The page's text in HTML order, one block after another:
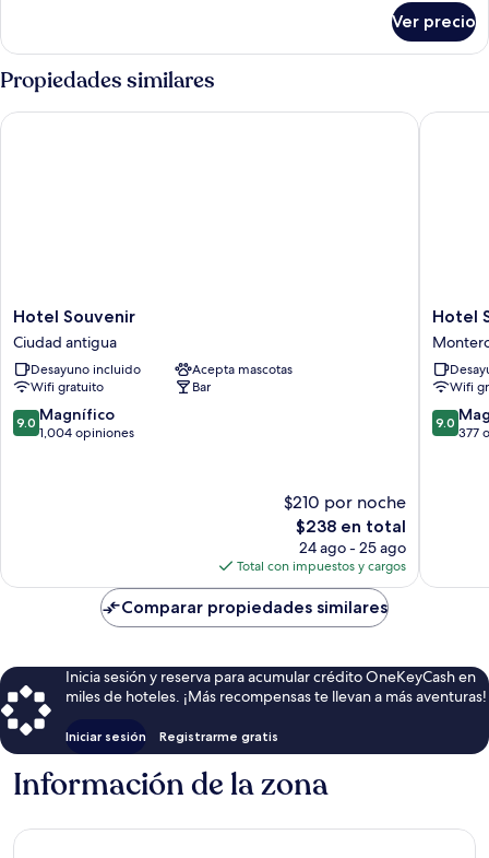
triple
Deluxe
Ver precio
Propiedades similares
Hotel
Souvenir
Ciudad
antigua
Hotel Souvenir
Ciudad antigua
Desayuno incluido
Acepta mascotas
Wifi gratuito
Bar
9.0
de
9.0 Magnífico
1,004 opiniones
$210 por noche
El
precio
actual
es
de
$238
$238 en total
24 ago - 25 ago
Total con impuestos y cargos
Hotel Souvenir
Hotel
Suisse
Bellevue
al
Mare
Hotel
Wifi
9.0
de
9.0
377
Hotel
Comparar propiedades similares
Inicia sesión y reserva para acumular crédito OneKeyCash en
miles de hoteles. ¡Más recompensas te llevan a más aventuras!
Iniciar sesión Registrarme gratis
Información de la zona